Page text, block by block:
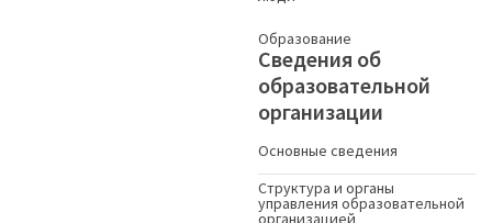
Образование
Сведения об
образовательной
организации
Основные сведения
Структура и органы
управления образовательной